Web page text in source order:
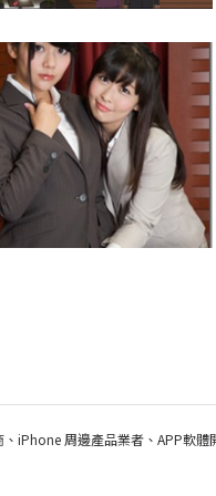
、iPhone 周邊產品業者、APP軟